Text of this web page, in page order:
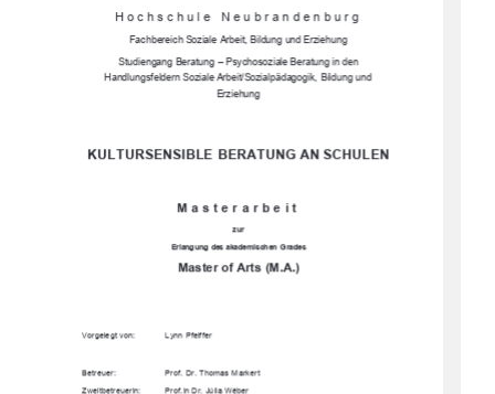
Hochschule Neubrandenburg
Fachbereich Soziale Arbeit, Bildung und Erziehung
Studiengang Beratung – Psychosoziale Beratung in den
Handlungsfeldern Soziale Arbeit/Sozialpädagogik,  Bildung und
Erziehung
KULTURSENSIBLE BERATUNG AN SCHULEN
Masterarbeit
zur
Erlangung  des  akademischen  Grades
Master of Arts (M.A.)
Vorgelegt von: Lynn Pfeiffer
Betreuer: Prof. Dr. Thomas Markert
Zweitbetreuerin: Prof.in Dr. Júlia Wéber